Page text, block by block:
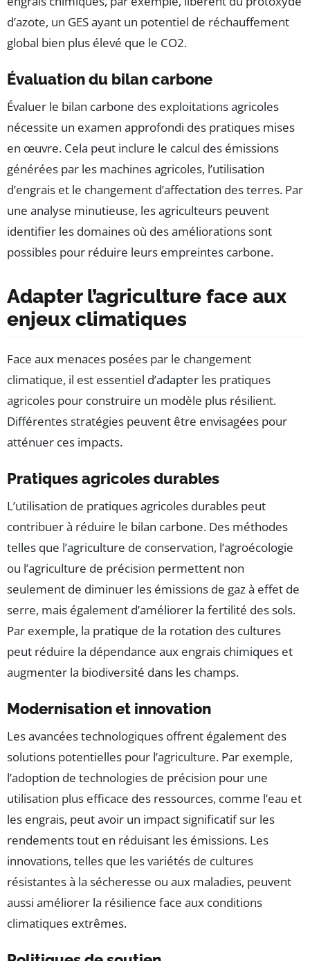
d’azote, un GES ayant un potentiel de réchauffement
global bien plus élevé que le CO2.
Évaluation du bilan carbone
Évaluer le bilan carbone des exploitations agricoles
nécessite un examen approfondi des pratiques mises
en œuvre. Cela peut inclure le calcul des émissions
générées par les machines agricoles, l’utilisation
d’engrais et le changement d’affectation des terres. Par
une analyse minutieuse, les agriculteurs peuvent
identifier les domaines où des améliorations sont
possibles pour réduire leurs empreintes carbone.
Adapter l’agriculture face aux
enjeux climatiques
Face aux menaces posées par le changement
climatique, il est essentiel d’adapter les pratiques
agricoles pour construire un modèle plus résilient.
Différentes stratégies peuvent être envisagées pour
atténuer ces impacts.
Pratiques agricoles durables
L’utilisation de pratiques agricoles durables peut
contribuer à réduire le bilan carbone. Des méthodes
telles que l’agriculture de conservation, l’agroécologie
ou l’agriculture de précision permettent non
seulement de diminuer les émissions de gaz à effet de
serre, mais également d’améliorer la fertilité des sols.
Par exemple, la pratique de la rotation des cultures
peut réduire la dépendance aux engrais chimiques et
augmenter la biodiversité dans les champs.
Modernisation et innovation
Les avancées technologiques offrent également des
solutions potentielles pour l’agriculture. Par exemple,
l’adoption de technologies de précision pour une
utilisation plus efficace des ressources, comme l’eau et
les engrais, peut avoir un impact significatif sur les
rendements tout en réduisant les émissions. Les
innovations, telles que les variétés de cultures
résistantes à la sécheresse ou aux maladies, peuvent
aussi améliorer la résilience face aux conditions
climatiques extrêmes.